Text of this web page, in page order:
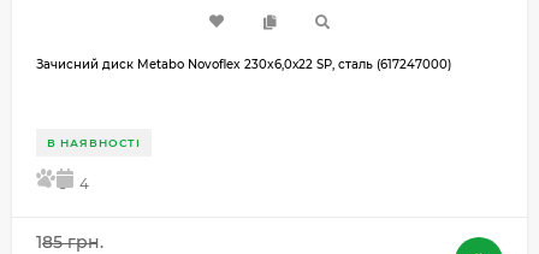
Зачисний диск Metabo Novoflex 230x6,0х22 SP, сталь (617247000)
В НАЯВНОСТІ
5 4
185 грн.